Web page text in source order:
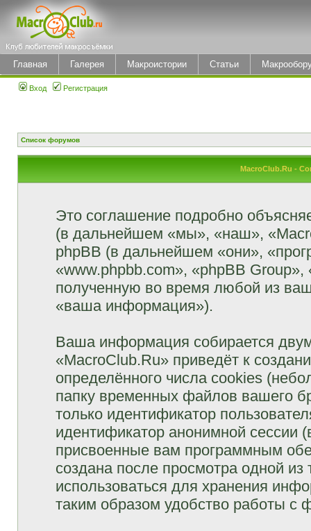
Главная Галерея Макроистории Статьи
Вход Регистрация
Список форумов
MacroClub.Ru -
Это соглашение подробно
(в дальнейшем «мы», «наш»,
phpBB (в дальнейшем «они»,
«www.phpbb.com», «phpBB
полученную во время любой из
«ваша информация»).
Ваша информация собирается
«MacroClub.Ru» приведёт к
определённого числа cookies
папку временных файлов вашего
только идентификатор
идентификатор анонимной сессии
присвоенные вам программным
создана после просмотра одной
использоваться для хранения
таким образом удобство работы с